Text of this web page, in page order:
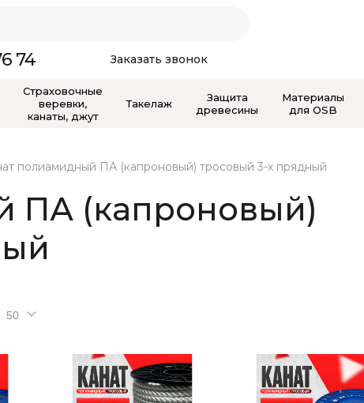
74 Заказать звонок
Страховочные
веревки,
канаты, джут
Такелаж
Защита
древесины
Материалы
для OSB
полиамидный ПА (капроновый) тросовый 3-х прядный
ПА (капроновый)
50